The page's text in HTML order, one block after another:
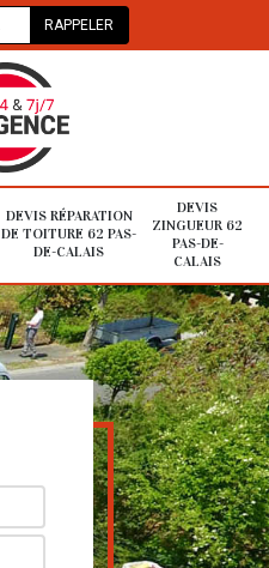
DEVIS RÉPARATION
DE TOITURE 62 PAS-
DE-CALAIS
DEVIS
ZINGUEUR 62
PAS-DE-
CALAIS